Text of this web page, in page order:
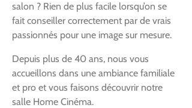
salon ? Rien de plus facile lorsqu’on se
fait conseiller correctement par de vrais
passionnés pour une image sur mesure.
Depuis plus de 40 ans, nous vous
accueillons dans une ambiance familiale
et pro et vous faisons découvrir notre
salle Home Cinéma.